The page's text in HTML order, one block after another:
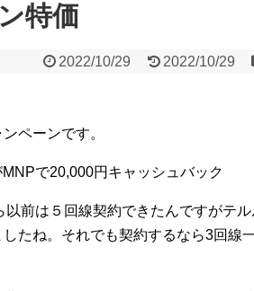
特価
2022/10/29 2022/10/29
ペーンです。
で20,000円キャッシュバック
前は５回線契約できたんですがテ
たね。それでも契約するなら3回線